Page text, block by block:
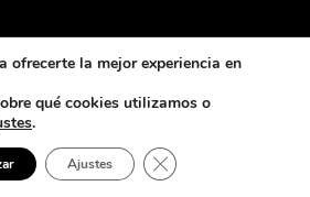
ofrecerte la mejor experiencia en
qué cookies utilizamos o
.
Ajustes Cerrar el banner de